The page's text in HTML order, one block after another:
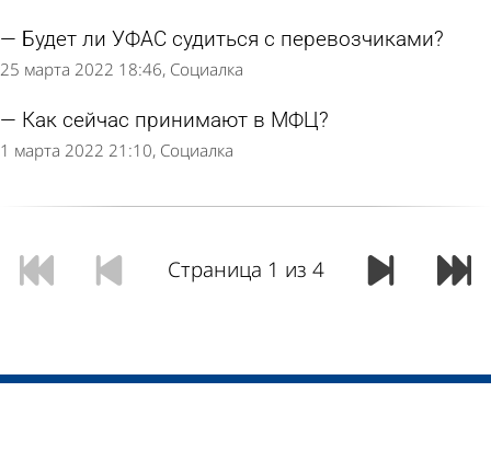
Будет ли УФАС судиться с перевозчиками?
25 марта 2022 18:46 Социалка
Как сейчас принимают в МФЦ?
1 марта 2022 21:10 Социалка
Страница 1 из 4